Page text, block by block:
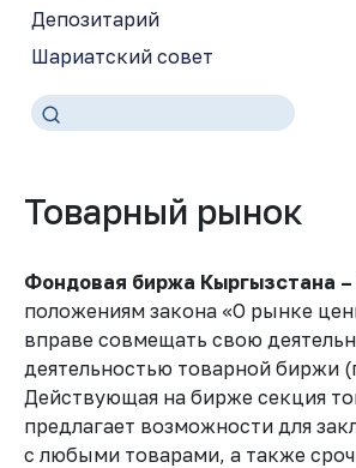
Депозитарий
Шариатский совет
Товарный рынок
Фондовая биржа Кыргызстана
положениям закона «О рынке
вправе совмещать свою
деятельностью товарной биржи
Действующая на бирже секция
предлагает возможности для
с любыми товарами, а также